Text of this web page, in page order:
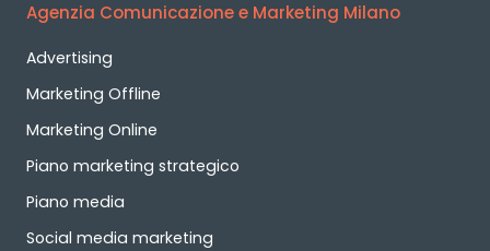
Agenzia Comunicazione e Marketing Milano
Advertising
Marketing Offline
Marketing Online
Piano marketing strategico
Piano media
Social media marketing